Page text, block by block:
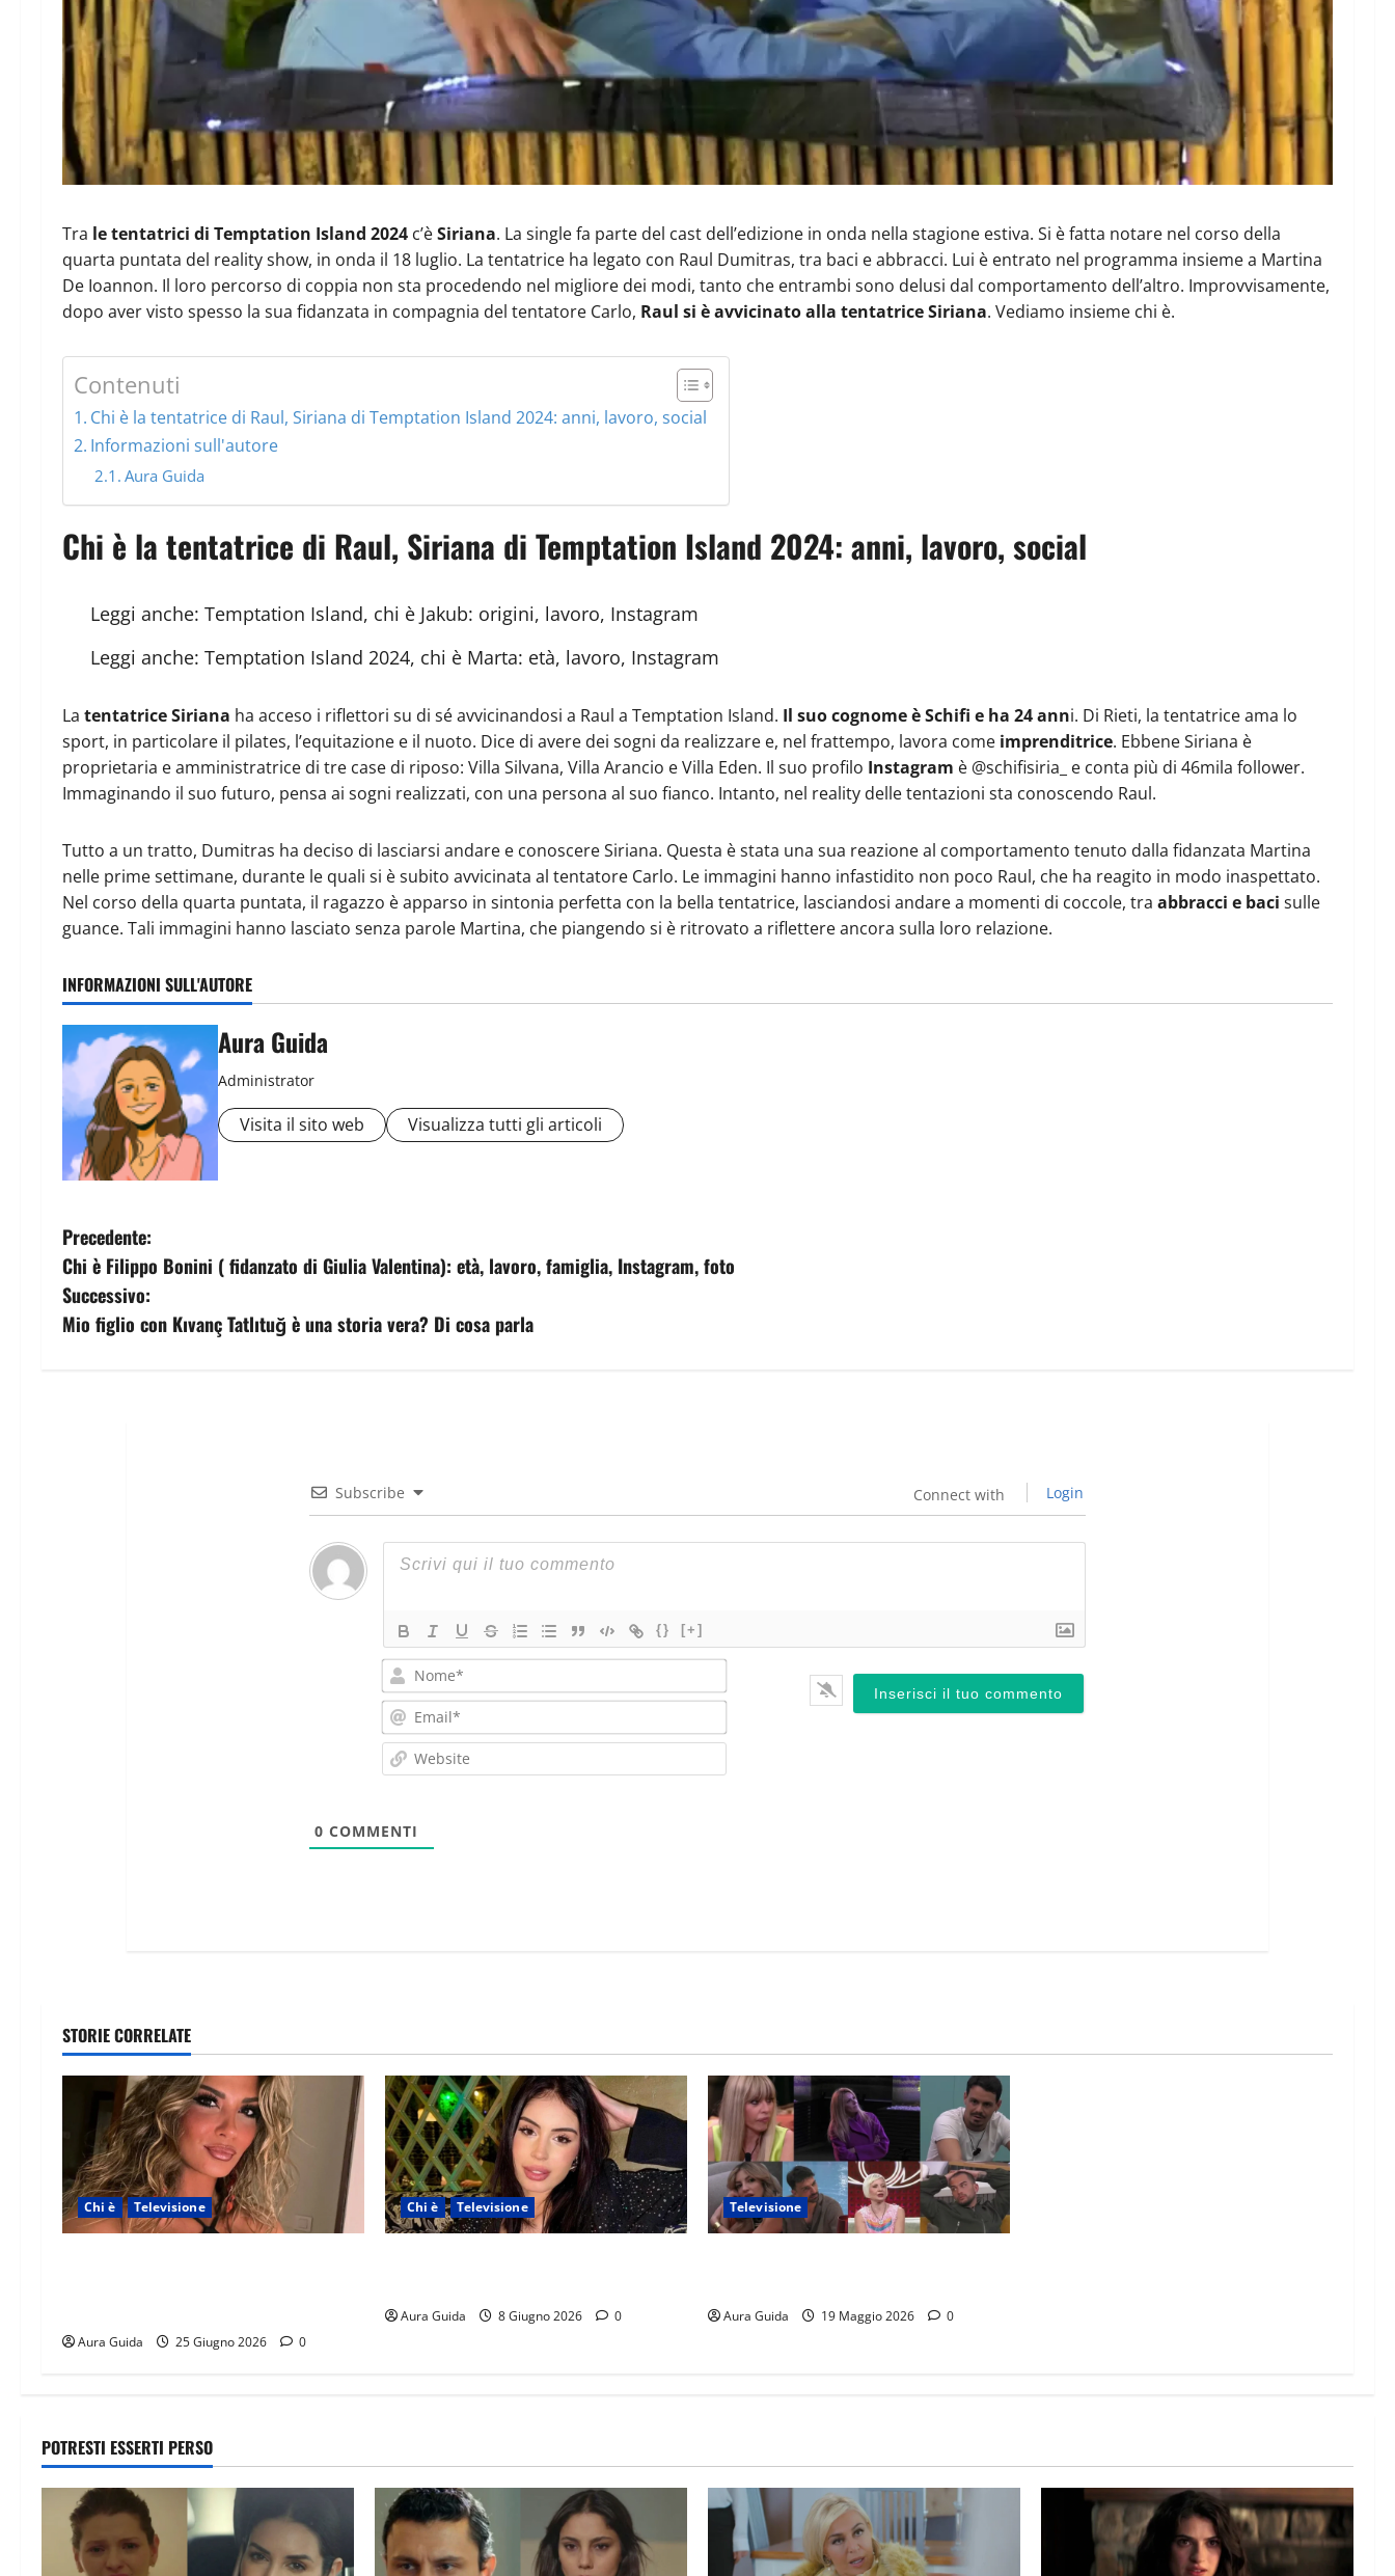
Tra le tentatrici di Temptation Island 2024 c’èSiriana. La single fa parte del cast dell’edizione in onda nella stagione estiva. Si è fatta notare nel corso della
quarta puntata del reality show, in onda il 18 luglio. La tentatrice ha legato con Raul Dumitras, tra baci e abbracci. Lui è entrato nel programma insieme a Martina
De Ioannon. Il loro percorso di coppia non sta procedendo nel migliore dei modi, tanto che entrambi sono delusi dal comportamento dell’altro. Improvvisamente,
dopo aver visto spesso la sua fidanzata in compagnia del tentatore Carlo, Raul si è avvicinato alla tentatrice Siriana. Vediamo insieme chi è.
Contenuti
Chi è la tentatrice di Raul, Siriana di Temptation Island 2024: anni, lavoro, social
Informazioni sull'autore
Aura Guida
Chi è la tentatrice di Raul, Siriana di Temptation Island 2024: anni, lavoro, social
Leggi anche: Temptation Island, chi è Jakub: origini, lavoro, Instagram
Leggi anche: Temptation Island 2024, chi è Marta: età, lavoro, Instagram
La tentatrice Siriana ha acceso i riflettori su di sé avvicinandosi a Raul a Temptation Island. Il suo cognome è Schifi e ha 24 anni. Di Rieti, la tentatrice ama lo
sport, in particolare il pilates, l’equitazione e il nuoto. Dice di avere dei sogni da realizzare e, nel frattempo, lavora come imprenditrice. Ebbene Siriana è
proprietaria e amministratrice di tre case di riposo: Villa Silvana, Villa Arancio e Villa Eden. Il suo profilo Instagram è @schifisiria_ e conta più di 46mila follower.
Immaginando il suo futuro, pensa ai sogni realizzati, con una persona al suo fianco. Intanto, nel reality delle tentazioni sta conoscendo Raul.
Tutto a un tratto, Dumitras ha deciso di lasciarsi andare e conoscere Siriana. Questa è stata una sua reazione al comportamento tenuto dalla fidanzata Martina
nelle prime settimane, durante le quali si è subito avvicinata al tentatore Carlo. Le immagini hanno infastidito non poco Raul, che ha reagito in modo inaspettato.
Nel corso della quarta puntata, il ragazzo è apparso in sintonia perfetta con la bella tentatrice, lasciandosi andare a momenti di coccole, tra abbracci e baci sulle
guance. Tali immagini hanno lasciato senza parole Martina, che piangendo si è ritrovato a riflettere ancora sulla loro relazione.
INFORMAZIONI SULL'AUTORE
Aura Guida
Administrator
Visita il sito web Visualizza tutti gli articoli
Precedente:
Chi è Filippo Bonini ( fidanzato di Giulia Valentina): età, lavoro, famiglia, Instagram, foto
Successivo:
Mio figlio con Kıvanç Tatlıtuğ è una storia vera? Di cosa parla
Subscribe Connect with Login
{} [+]
Nome*
Email*
0 COMMENTI
STORIE CORRELATE
Chi è Televisione
Aura Guida 25 Giugno 2026 0
Chi è Televisione
Aura Guida 8 Giugno 2026 0
Televisione
Aura Guida 19 Maggio 2026 0
POTRESTI ESSERTI PERSO